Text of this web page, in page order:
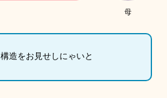
母
構造をお見せしにゃいと